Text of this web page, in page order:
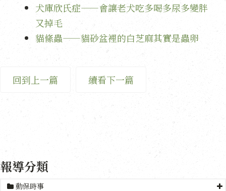
犬庫欣氏症——會讓老犬吃多喝多尿多變胖
又掉毛
貓絛蟲——貓砂盆裡的白芝麻其實是蟲卵
回到上一篇 續看下一篇
報導分類
動保時事